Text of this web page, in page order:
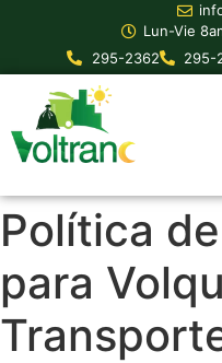
Lun-Vie
295-2362
295-
Política
para